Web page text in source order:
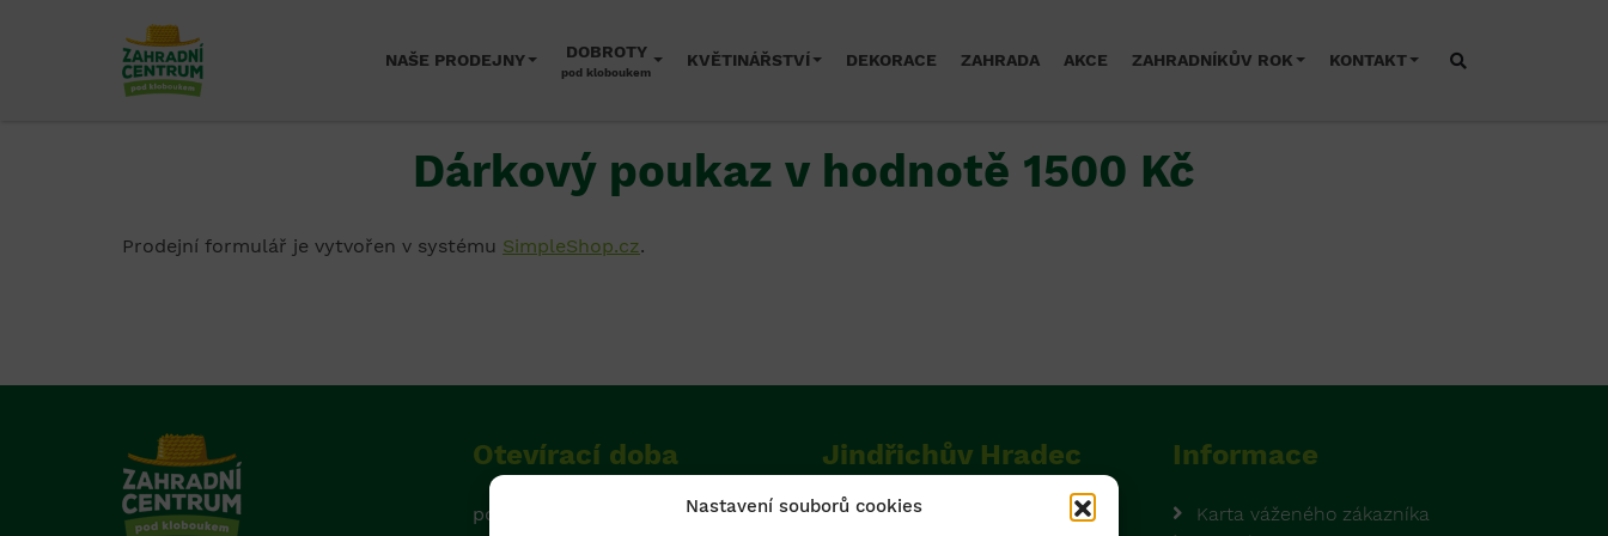
Nastavení souborů cookies
NAŠE PRODEJNY DOBROTY
pod kloboukem
KVĚTINÁŘSTVÍ DEKORACE ZAHRADA AKCE ZAHRADNÍKŮV ROK KONTAKT
Dárkový poukaz v hodnotě 1500 Kč
Prodejní formulář je vytvořen v systému SimpleShop.cz.
Otevírací doba
pondělí až neděle
Jindřichův Hradec
Zahradní centrum
Informace
Karta váženého zákazníka